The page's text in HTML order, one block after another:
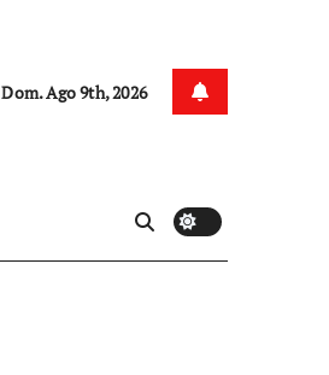
Dom. Ago 9th, 2026